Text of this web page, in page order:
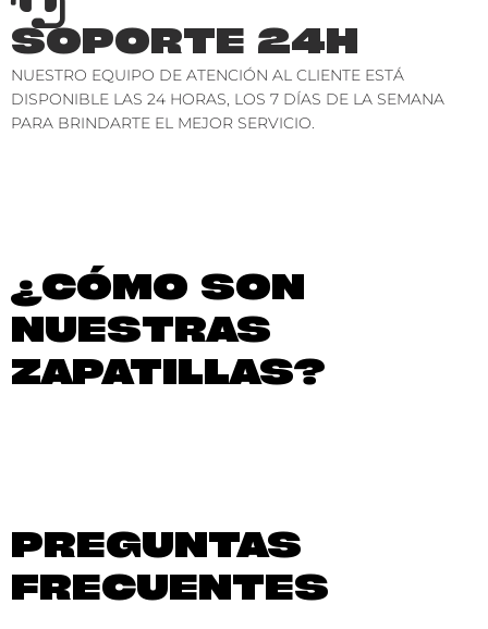
SOPORTE 24H
NUESTRO EQUIPO DE ATENCIÓN AL CLIENTE ESTÁ
DISPONIBLE LAS 24 HORAS, LOS 7 DÍAS DE LA SEMANA
PARA BRINDARTE EL MEJOR SERVICIO.
¿CÓMO SON
NUESTRAS
ZAPATILLAS?
PREGUNTAS
FRECUENTES